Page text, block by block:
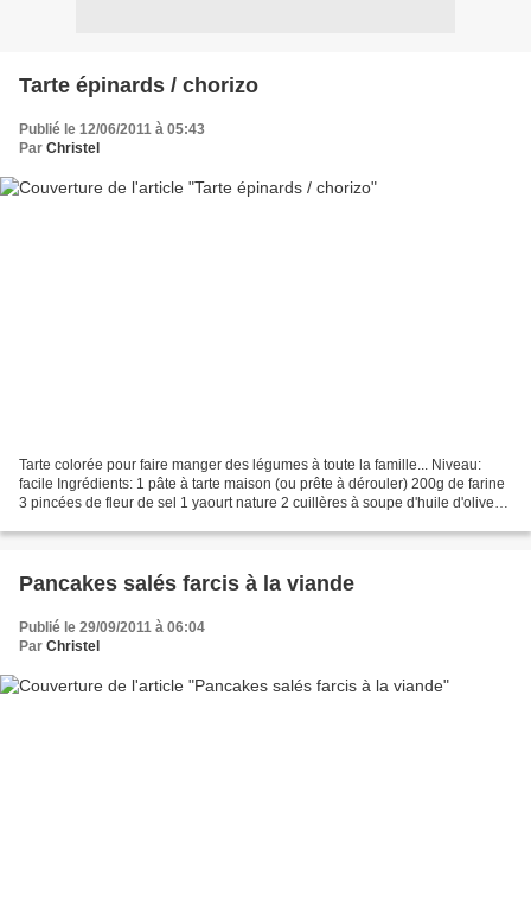
Tarte épinards / chorizo
Publié le 12/06/2011 à 05:43
Par Christel
Tarte colorée pour faire manger des légumes à toute la famille... Niveau:
facile Ingrédients: 1 pâte à tarte maison (ou prête à dérouler) 200g de farine
3 pincées de fleur de sel 1 yaourt nature 2 cuillères à soupe d'huile d'olive
Pancakes salés farcis à la viande
Publié le 29/09/2011 à 06:04
Par Christel